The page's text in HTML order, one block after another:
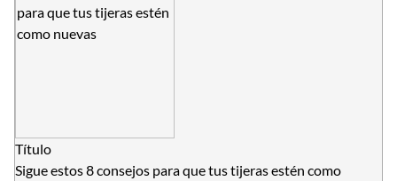
Título
Sigue estos 8 consejos para que tus tijeras estén como